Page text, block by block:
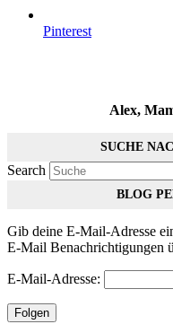
Pinterest
Alex,
SUCHE
Search
BLOG
Gib deine E-Mail-Adresse
E-Mail Benachrichtigungen
E-Mail-Adresse:
Folgen